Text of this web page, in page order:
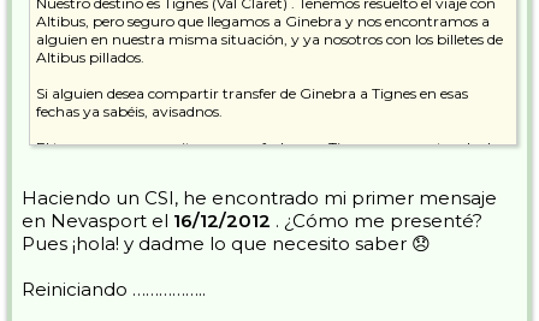
Altibus, pero seguro que llegamos a Ginebra y nos encontramos a
alguien en nuestra misma situación, y ya nosotros con los billetes de
Altibus pillados.
Si alguien desea compartir transfer de Ginebra a Tignes en esas
fechas ya sabéis, avisadnos.
El tomar unas cervecitas en esas fechas en Tignes con vosotros lo doy
Un saludo,
Javier
Haciendo un CSI, he encontrado mi primer mensaje
en Nevasport el 16/12/2012 . ¿Cómo me presenté?
Pues ¡hola! y dadme lo que necesito saber 😞
Reiniciando ……………..